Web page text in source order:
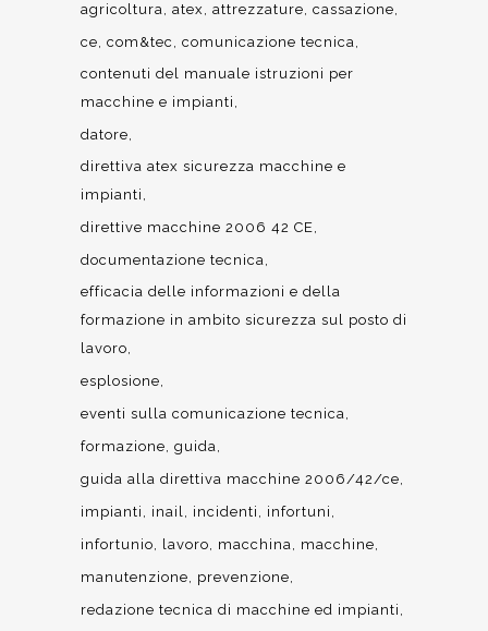
agricoltura atex attrezzature cassazione
ce com&tec
comunicazione tecnica
contenuti del manuale istruzioni per
macchine e impianti
datore
direttiva atex sicurezza macchine e
impianti
direttive macchine 2006 42 CE
documentazione tecnica
efficacia delle informazioni e della
formazione in ambito sicurezza sul posto di
lavoro
esplosione
eventi sulla comunicazione tecnica
formazione guida
guida alla direttiva macchine 2006/42/ce
impianti
inail incidenti
infortuni
infortunio
lavoro macchina
macchine
manutenzione
prevenzione
redazione tecnica di macchine ed impianti